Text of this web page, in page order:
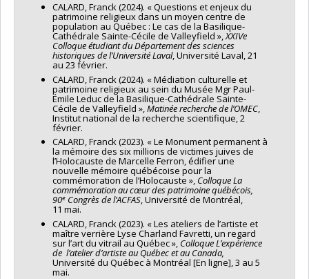
CALARD, Franck (2024). « Questions et enjeux du
patrimoine religieux dans un moyen centre de
population au Québec : Le cas de la Basilique-
Cathédrale Sainte-Cécile de Valleyfield »,XXIVe
Colloque étudiant du Département des sciences
historiques de l’Université Laval, Université Laval, 21
au 23 février.
CALARD, Franck (2024). « Médiation culturelle et
patrimoine religieux au sein du Musée Mgr Paul-
Émile Leduc de la Basilique-Cathédrale Sainte-
Cécile de Valleyfield »,Matinée recherche de l’OMEC,
Institut national de la recherche scientifique, 2
février.
CALARD, Franck (2023). « Le Monument permanent à
la mémoire des six millions de victimes juives de
l’Holocauste de Marcelle Ferron, édifier une
nouvelle mémoire québécoise pour la
commémoration de l’Holocauste », Colloque La
commémoration au cœur des patrimoine québécois,
90e Congrès de l’ACFAS, Université de Montréal,
11 mai.
CALARD, Franck (2023). « Les ateliers de l’artiste et
maître verrière Lyse Charland Favretti, un regard
sur l’art du vitrail au Québec », Colloque L’expérience
de l’atelier d’artiste au Québec et au Canada,
Université du Québec à Montréal [En ligne], 3 au 5
mai.